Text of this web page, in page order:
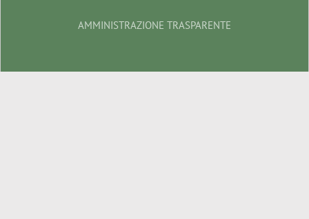
AMMINISTRAZIONE TRASPARENTE